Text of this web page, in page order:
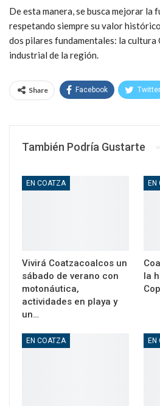
De esta manera, se busca mejorar la
respetando siempre su valor
dos pilares fundamentales: la cultura
industrial de la región.
Share Facebook Twitter
También Podría Gustarte
EN COATZA
Vivirá Coatzacoalcos un
sábado de verano con
motonáutica,
actividades en playa y
un…
EN
la
EN COATZA EN